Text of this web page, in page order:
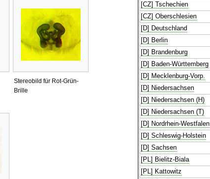
[CZ] Tschechien
[CZ] Oberschlesien
[D] Deutschland
[D] Berlin
[D] Brandenburg
[D] Baden-Württemberg
[D] Mecklenburg-Vorp.
[D] Niedersachsen
[D] Niedersachsen (H)
[D] Niedersachsen (T)
[D] Nordrhein-Westfalen
[D] Schleswig-Holstein
[D] Sachsen
[PL] Bielitz-Biala
[PL] Kattowitz
Stereobild für Rot-Grün-
Brille